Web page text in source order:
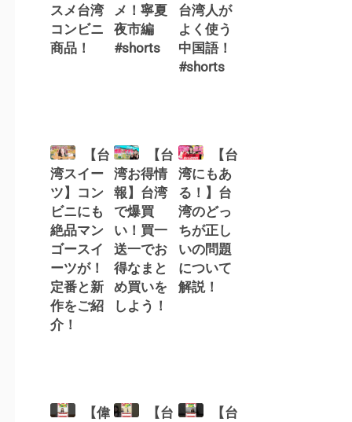
スメ台湾
コンビニ
商品！
メ！寧夏
夜市編
#shorts
台湾人が
よく使う
中国語！
#shorts
【台
湾スイー
ツ】コン
ビニにも
絶品マン
ゴースイ
ーツが！
定番と新
作をご紹
介！
【台
湾お得情
報】台湾
で爆買
い！買一
送一でお
得なまと
め買いを
しよう！
【台
湾にもあ
る！】台
湾のどっ
ちが正し
いの問題
について
解説！
【偉
【台
【台